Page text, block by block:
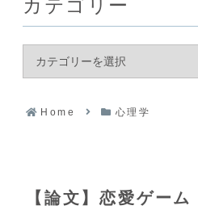
カテゴリー
Home 心理学
【論文】恋愛ゲー